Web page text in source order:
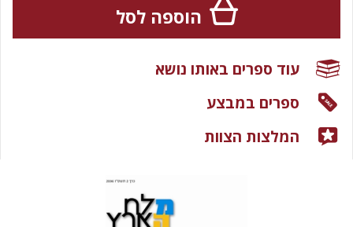
הוספה לסל
עוד ספרים באותו נושא
ספרים במבצע
המלצות הצוות